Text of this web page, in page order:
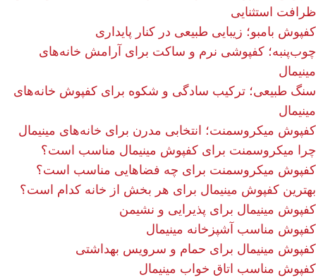
ظرافت استثنایی
کفپوش بامبو؛ زیبایی طبیعی در کنار پایداری
چوب‌پنبه؛ کفپوشی نرم و ساکت برای آرامش خانه‌های
مینیمال
سنگ طبیعی؛ ترکیب سادگی و شکوه برای کفپوش خانه‌های
مینیمال
کفپوش میکروسمنت؛ انتخابی مدرن برای خانه‌های مینیمال
چرا میکروسمنت برای کفپوش مینیمال مناسب است؟
کفپوش میکروسمنت برای چه فضاهایی مناسب است؟
بهترین کفپوش مینیمال برای هر بخش از خانه کدام است؟
کفپوش مینیمال برای پذیرایی و نشیمن
کفپوش مناسب آشپزخانه مینیمال
کفپوش مینیمال برای حمام و سرویس بهداشتی
کفپوش مناسب اتاق خواب مینیمال